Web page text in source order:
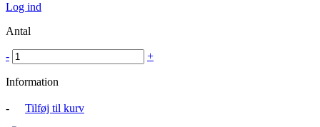
Log ind
Antal
- +
Information
- Tilføj til kurv